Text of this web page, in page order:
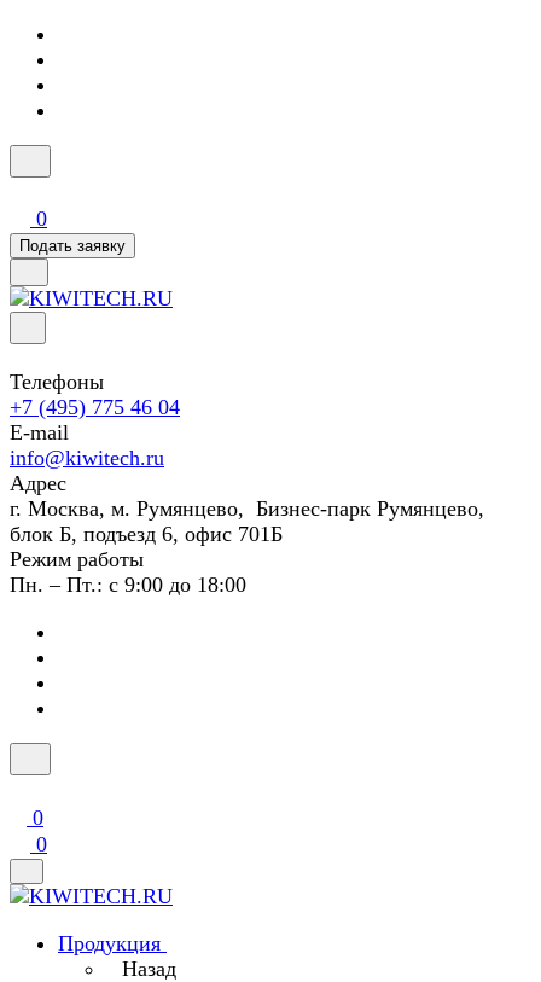
0
Подать заявку
Телефоны
+7 (495) 775 46 04
E-mail
info@kiwitech.ru
Адрес
г. Москва, м. Румянцево, Бизнес-парк Румянцево,
блок Б, подъезд 6, офис 701Б
Режим работы
Пн. – Пт.: с 9:00 до 18:00
0
0
Продукция
Назад